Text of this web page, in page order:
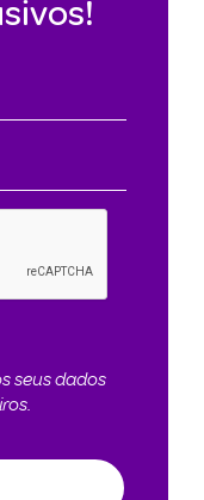
seus dados